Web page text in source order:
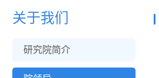
关于我们
研究院简介